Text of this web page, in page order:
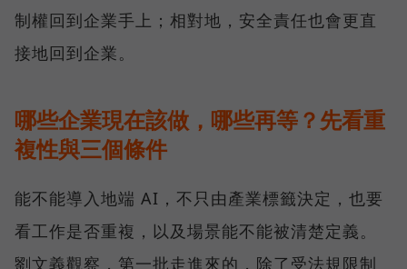
制權回到企業手上；相對地，安全責任也會更直
接地回到企業。
哪些企業現在該做，哪些再等？先看重
複性與三個條件
能不能導入地端 AI，不只由產業標籤決定，也要
看工作是否重複，以及場景能不能被清楚定義。
劉文義觀察，第一批走進來的，除了受法規限制